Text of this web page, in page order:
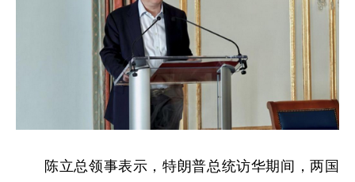
陈立总领事表示，特朗普总统访华期间，两国